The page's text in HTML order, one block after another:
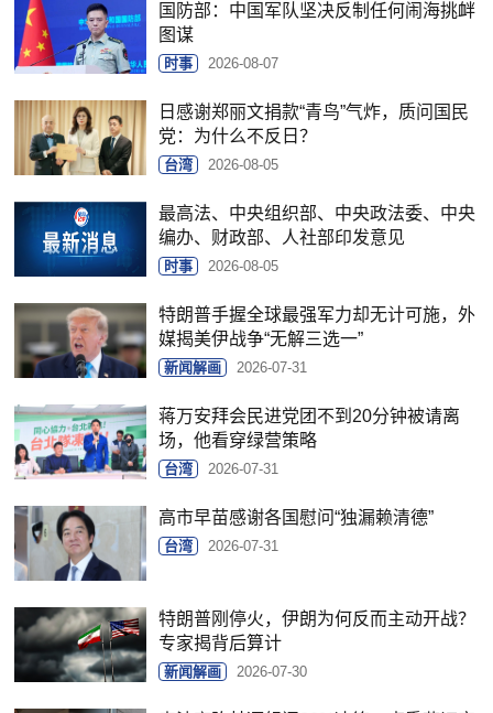
国防部：中国军队坚决反制任何闹海挑衅
图谋
时事 2026-08-07
日感谢郑丽文捐款“青鸟”气炸，质问国民
党：为什么不反日？
台湾 2026-08-05
最高法、中央组织部、中央政法委、中央
编办、财政部、人社部印发意见
时事 2026-08-05
特朗普手握全球最强军力却无计可施，外
媒揭美伊战争“无解三选一”
新闻解画 2026-07-31
蒋万安拜会民进党团不到20分钟被请离
场，他看穿绿营策略
台湾 2026-07-31
高市早苗感谢各国慰问“独漏赖清德”
台湾 2026-07-31
特朗普刚停火，伊朗为何反而主动开战？
专家揭背后算计
新闻解画 2026-07-30